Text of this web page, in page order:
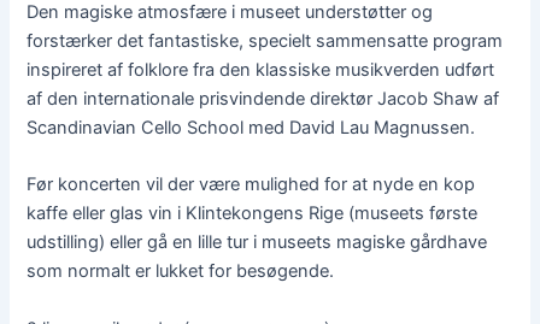
Den magiske atmosfære i museet understøtter og
forstærker det fantastiske, specielt sammensatte program
inspireret af folklore fra den klassiske musikverden udført
af den internationale prisvindende direktør Jacob Shaw af
Scandinavian Cello School med David Lau Magnussen.
Før koncerten vil der være mulighed for at nyde en kop
kaffe eller glas vin i Klintekongens Rige (museets første
udstilling) eller gå en lille tur i museets magiske gårdhave
som normalt er lukket for besøgende.